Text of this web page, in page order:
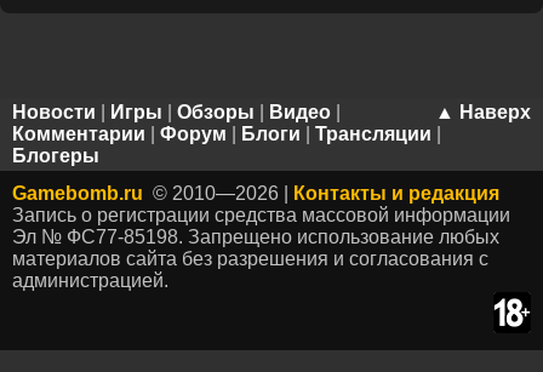
▲ Наверх
Новости Игры Обзоры Видео
Комментарии
Форум Блоги Трансляции
Блогеры
Gamebomb.ru © 2010—2026 |
Контакты и редакция
Запись о регистрации средства массовой информации
Эл № ФС77-85198. Запрещено использование любых
материалов сайта без разрешения и согласования с
администрацией.